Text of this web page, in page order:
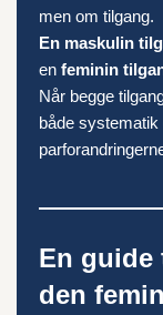
men om tilgang.
En maskulin
en feminin
Når begge
både systematik
En guide
den